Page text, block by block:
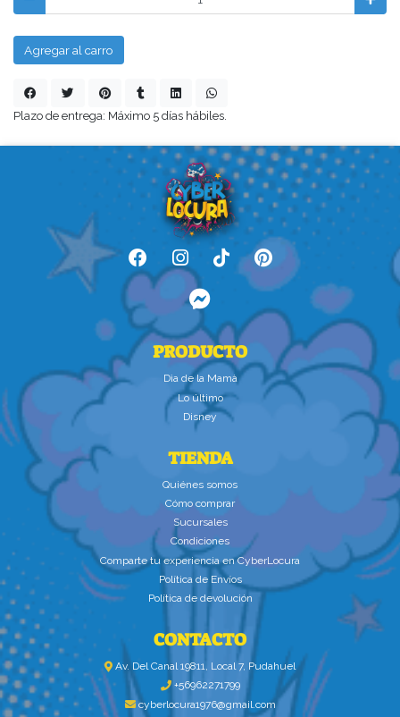
Agregar al carro
Plazo de entrega: Máximo 5 días hábiles.
PRODUCTO
Dìa de la Mamà
Lo último
Disney
TIENDA
Quiénes somos
Cómo comprar
Sucursales
Condiciones
Comparte tu experiencia en CyberLocura
Política de Envíos
Política de devolución
CONTACTO
Av. Del Canal 19811, Local 7, Pudahuel
+56962271799
cyberlocura1976@gmail.com